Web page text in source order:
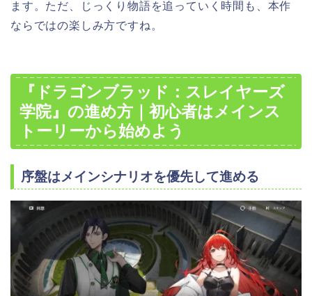
ます。ただ、じっくり物語を追っていく時間も、本作
ならではの楽しみ方ですね。
『ドラゴンブラッド：スレイヤーズ
学院』の進め方｜初心者はメインス
トーリーから始めよう
序盤はメインシナリオを優先して進める